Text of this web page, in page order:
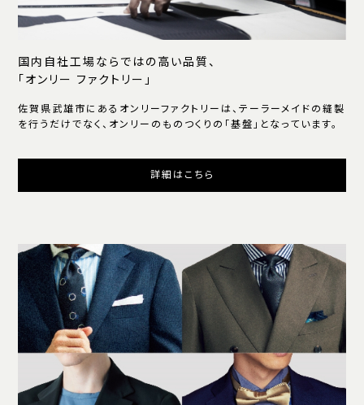
国内自社工場ならではの高い品質、
「オンリー ファクトリー」
佐賀県武雄市にあるオンリーファクトリーは、テーラーメイドの縫製
を行うだけでなく、オンリーのものつくりの「基盤」となっています。
詳細はこちら